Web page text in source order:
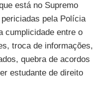
está no Supremo
pela Polícia
cumplicidade entre o
troca de informações,
quebra de acordos
estudante de direito